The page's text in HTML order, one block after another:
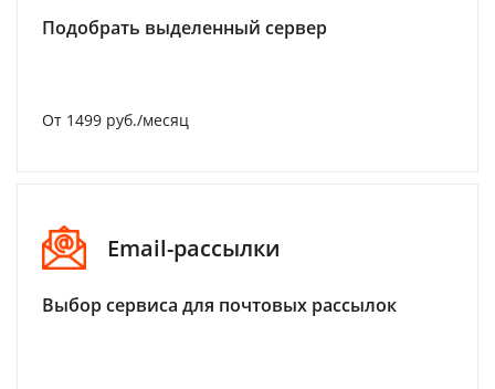
Подобрать выделенный сервер
От 1499 руб./месяц
Email-рассылки
Выбор сервиса для почтовых рассылок